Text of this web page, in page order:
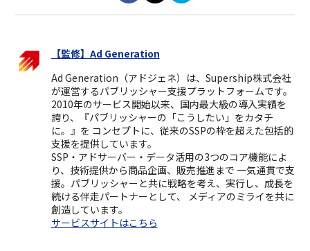
【監修】Ad Generation
Ad Generation（アドジェネ）は、Supership株式会社
が運営するパブリッシャー支援プラットフォームです。
2010年のサービス開始以来、国内最大級の導入実績を
誇り、『パブリッシャーの「こうしたい」をカタチ
に。』を コンセプトに、従来のSSPの枠を超えた包括的
支援を提供しています。
SSP・アドサーバー・データ活用の3つのコア機能によ
り、技術提供から商品企画、販売推進まで 一気通貫で支
援。パブリッシャーと共に戦略を考え、実行し、成長を
続ける伴走パートナーとして、 メディアのミライを共に
創造しています。
サービスサイトはこちら